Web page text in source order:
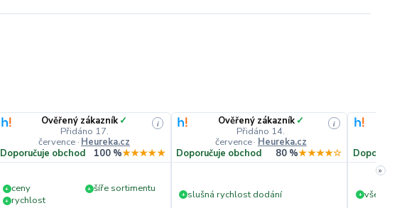
Ověřený zákazník ✓
Přidáno 17.
července · Heureka.cz
i
Doporučuje obchod 100 %★★★★★
+ ceny + šíře sortimentu
+ rychlost
Ověřený zákazník ✓
Přidáno 14.
července· Heureka.cz
i
Doporučuje obchod 80 %★★★★☆
+ slušná rychlost dodání + vše v
»